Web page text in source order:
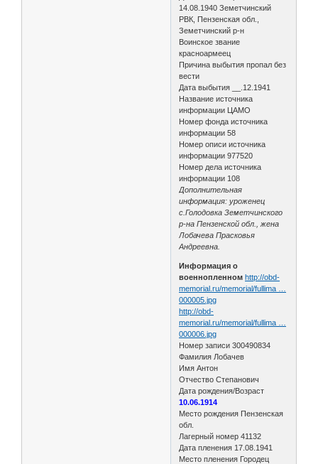
14.08.1940 Земетчинский
РВК, Пензенская обл.,
Земетчинский р-н
Воинское звание
красноармеец
Причина выбытия пропал без
вести
Дата выбытия __.12.1941
Название источника
информации ЦАМО
Номер фонда источника
информации 58
Номер описи источника
информации 977520
Номер дела источника
информации 108
Дополнительная
информация: уроженец
с.Голодовка Земетчинского
р-на Пензенской обл., жена
Лобачева Прасковья
Андреевна.
Информация о
военнопленном http://obd-
memorial.ru/memorial/fullima …
000005.jpg
http://obd-
memorial.ru/memorial/fullima …
000006.jpg
Номер записи 300490834
Фамилия Лобачев
Имя Антон
Отчество Степанович
Дата рождения/Возраст
10.06.1914
Место рождения Пензенская
обл.
Лагерный номер 41132
Дата пленения 17.08.1941
Место пленения Городец